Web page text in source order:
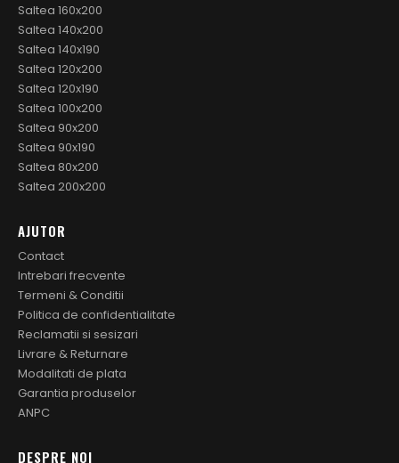
Saltea 160x200
Saltea 140x200
Saltea 140x190
Saltea 120x200
Saltea 120x190
Saltea 100x200
Saltea 90x200
Saltea 90x190
Saltea 80x200
Saltea 200x200
AJUTOR
Contact
Intrebari frecvente
Termeni & Conditii
Politica de confidentialitate
Reclamatii si sesizari
Livrare & Returnare
Modalitati de plata
Garantia produselor
ANPC
DESPRE NOI